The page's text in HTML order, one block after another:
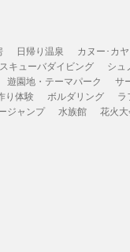
日帰り温泉
カヌー･カ
キューバダイビング
シュ
遊園地・テーマパーク
サ
り体験 ボルダリング
ラ
ジャンプ 水族館 花火